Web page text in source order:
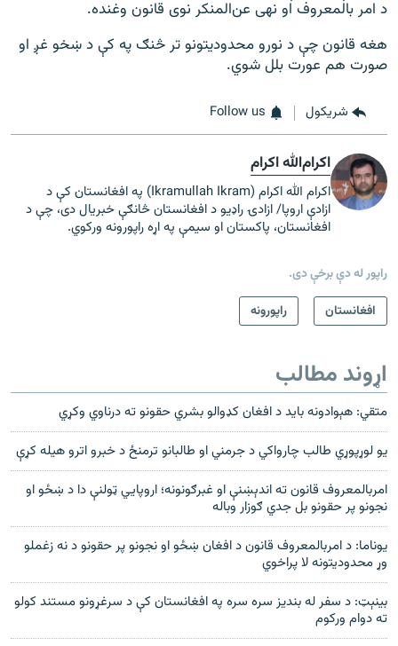
د امر بالمعروف او نهی عن‌المنکر نوی قانون وغنده.
هغه قانون چې د نورو محدودیتونو تر څنګ په کې د ښخو غږ او
صورت هم عورت بلل شوي.
شريکول Follow us
اکرام‌الله اکرام
اکرام الله اکرام (Ikramullah Ikram) په افغانستان کې د
ازادې اروپا/ ازادۍ راډیو د افغانستان څانګې خبریال دی، چې د
افغانستان، پاکستان او سیمې په اړه راپورونه ورکوي.
راپور له دې برخې دی.
افغانستان
راپورونه
اړوند مطالب
متقي: هېوادونه باید د افغان کډوالو بشري حقونو ته درناوي وکړي
يو لوړپوړي طالب چارواکي د جرمني او طالبانو ترمنځ د خبرو اترو هيله کړې
امربالمعروف قانون ته اندېښنې او غبرګونونه؛ اروپايي ټولنې دا د ښځو او
نجونو پر حقونو بل جدي ګوزار وباله
یوناما: د امربالمعروف قانون د افغان ښځو او نجونو پر حقونو د نه زغملو
وړ محدودیتونه لا پراخوي
بینېټ: د سفر له بندیز سره سره په افغانستان کې د سرغړونو مستند کولو
ته دوام ورکوم